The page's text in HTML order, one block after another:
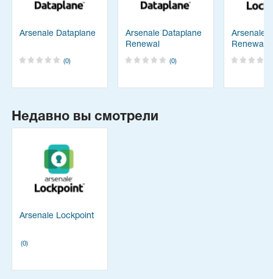
Arsenale Dataplane
(0)
Arsenale Dataplane
Renewal
(0)
Arsenale
Renewal
Недавно вы смотрели
Arsenale Lockpoint
(0)